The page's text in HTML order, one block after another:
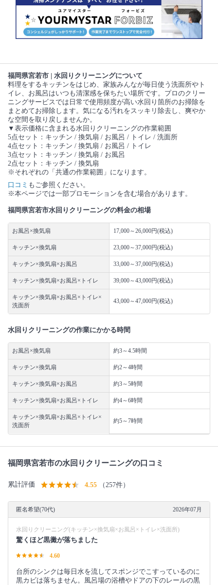
福岡県宮若市 | 水回りクリーニングについて
料理をするキッチンをはじめ、家族みんなが毎日使う洗面所やト
イレ、お風呂はいつも清潔感を保ちたい場所です。プロのクリー
ニングサービスでは日常で使用頻度が高い水回り箇所のお掃除を
まとめてお掃除します。気になる汚れをスッキリ除去し、爽やか
な空間を取り戻しませんか。
▼表示価格に含まれる水回りクリーニングの作業範囲
5点セット：キッチン / 換気扇 / お風呂 / トイレ / 洗面所
4点セット：キッチン / 換気扇 / お風呂 / トイレ
3点セット：キッチン / 換気扇 / お風呂
2点セット：キッチン / 換気扇
※それぞれの「共通の作業範囲」になります。
口コミ もご参照ください。
※本ページでは一部プロモーションを含む場合があります。
福岡県宮若市水回りクリーニングの料金の相場
お風呂×換気扇 17,000～26,000円(税込)
キッチン×換気扇 23,000～37,000円(税込)
キッチン×換気扇×お風呂 33,000～37,000円(税込)
キッチン×換気扇×お風呂×トイレ 39,000～43,000円(税込)
キッチン×換気扇×お風呂×トイレ×
洗面所
43,000～47,000円(税込)
水回りクリーニングの作業にかかる時間
お風呂×換気扇 約3～4.5時間
キッチン×換気扇 約2～4時間
キッチン×換気扇×お風呂 約3～5時間
キッチン×換気扇×お風呂×トイレ 約4～6時間
キッチン×換気扇×お風呂×トイレ×
洗面所
約5～7時間
福岡県宮若市の水回りクリーニングの口コミ
累計評価 4.55 （257件）
匿名希望(70代) 2026年07月
水回りクリーニング(キッチン×換気扇×お風呂×トイレ×洗面所)
驚くほど黒黴が落ちました
4.60
台所のシンクは毎日水を流してスポンジでこすっているのに
黒カビは落ちません。風呂場の浴槽やドアの下のレールの黒